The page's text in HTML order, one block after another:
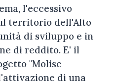
l'eccessivo
territorio dell'Alto
di sviluppo e in
di reddito. E' il
"Molise
di una